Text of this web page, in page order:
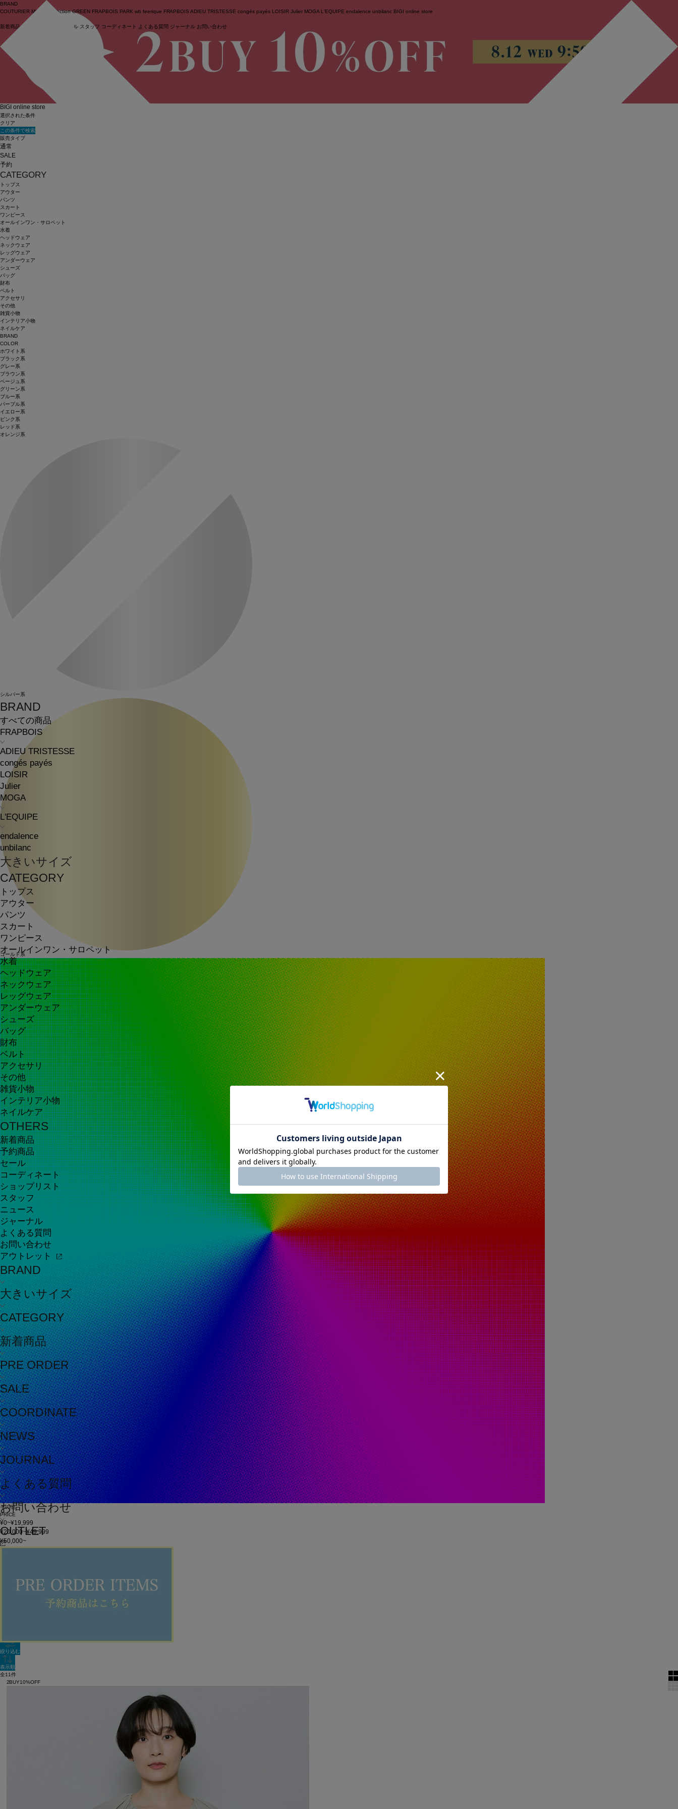
ログイン
BRAND
COUTURIER MOGA Collection GREEN FRAPBOIS PARK wb feerique FRAPBOIS ADIEU TRISTESSE congés payés LOISIR Julier MOGA L'EQUIPE endalence unbilanc BIGI online store
新着商品 (ライブ) セール スタッフ コーディネート よくある質問 ジャーナル お問い合わせ
BRAND
すべての商品
FRAPBOIS
ADIEU TRISTESSE
congés payés
LOISIR
Julier
MOGA
L'EQUIPE
endalence
unbilanc
大きいサイズ
CATEGORY
トップス
アウター
パンツ
スカート
ワンピース
オールインワン・サロペット
水着
ヘッドウェア
ネックウェア
レッグウェア
アンダーウェア
シューズ
バッグ
財布
ベルト
アクセサリ
その他
雑貨小物
インテリア小物
ネイルケア
OTHERS
新着商品
予約商品
セール
コーディネート
ショップリスト
スタッフ
ニュース
ジャーナル
よくある質問
お問い合わせ
アウトレット
BRAND
大きいサイズ
CATEGORY
新着商品
PRE ORDER
SALE
COORDINATE
NEWS
JOURNAL
よくある質問
お問い合わせ
OUTLET
BIGI online store
選択された条件
クリア
この条件で検索
販売タイプ
通常
SALE
予約
CATEGORY
トップス
アウター
パンツ
スカート
ワンピース
オールインワン・サロペット
水着
ヘッドウェア
ネックウェア
レッグウェア
アンダーウェア
シューズ
バッグ
財布
ベルト
アクセサリ
その他
雑貨小物
インテリア小物
ネイルケア
BRAND
COLOR
ホワイト系
ブラック系
グレー系
ブラウン系
ベージュ系
グリーン系
ブルー系
パープル系
イエロー系
ピンク系
レッド系
オレンジ系
シルバー系
ゴールド系
その他
PRICE
¥0~¥19,999
¥20,000~¥49,999
¥50,000~
在庫
新着順
絞り込む
表示順
全11件
2BUY10%OFF